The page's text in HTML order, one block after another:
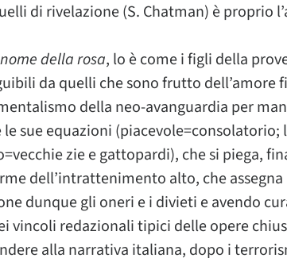
di rivelazione (S. Chatman) è proprio
della rosa, lo è come i figli della
da quelli che sono frutto dell’amore
della neo-avanguardia per
sue equazioni (piacevole=consolatorio;
zie e gattopardi), che si piega,
dell’intrattenimento alto, che
dunque gli oneri e i divieti e avendo
vincoli redazionali tipici delle opere
alla narrativa italiana, dopo i